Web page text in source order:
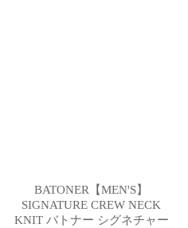
BATONER【MEN'S】
SIGNATURE CREW NECK
KNIT バトナー シグネチャー